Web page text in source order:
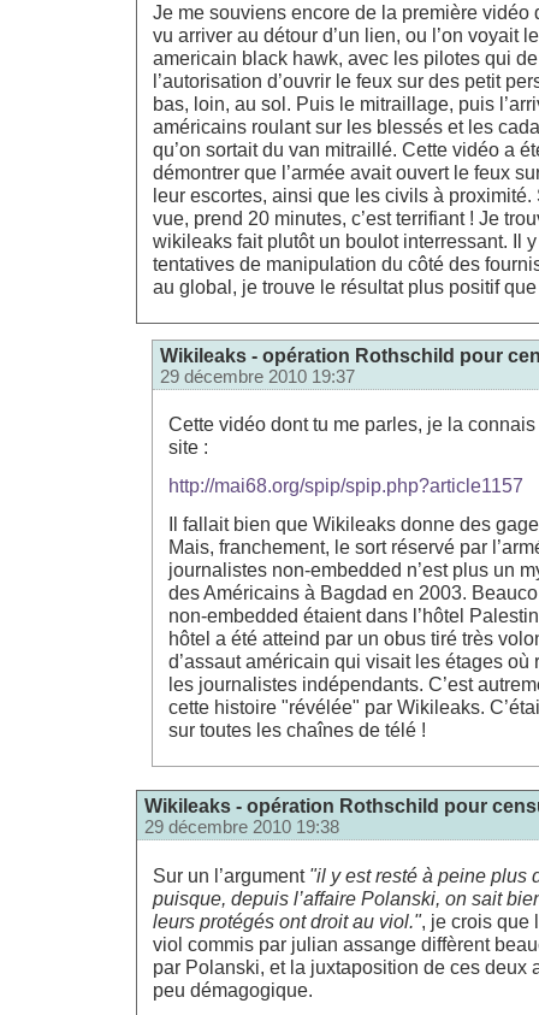
Je me souviens encore de la première vidéo
vu arriver au détour d’un lien, ou l’on voyait
americain black hawk, avec les pilotes qui
l’autorisation d’ouvrir le feux sur des petit
bas, loin, au sol. Puis le mitraillage, puis
américains roulant sur les blessés et les
qu’on sortait du van mitraillé. Cette vidéo a
démontrer que l’armée avait ouvert le feux
leur escortes, ainsi que les civils à proximité.
vue, prend 20 minutes, c’est terrifiant ! Je
wikileaks fait plutôt un boulot interressant. Il
tentatives de manipulation du côté des
au global, je trouve le résultat plus positif
Wikileaks - opération Rothschild pour
29 décembre 2010 19:37
Cette vidéo dont tu me parles, je la
site :
http://mai68.org/spip/spip.php?article1157
Il fallait bien que Wikileaks donne des
Mais, franchement, le sort réservé par
journalistes non-embedded n’est plus un
des Américains à Bagdad en 2003.
non-embedded étaient dans l’hôtel
hôtel a été atteind par un obus tiré très
d’assaut américain qui visait les étages où
les journalistes indépendants. C’est
cette histoire "révélée" par Wikileaks.
sur toutes les chaînes de télé !
Wikileaks - opération Rothschild pour
29 décembre 2010 19:38
Sur un l’argument "il y est resté à peine plus
puisque, depuis l’affaire Polanski, on sait
leurs protégés ont droit au viol.", je crois que
viol commis par julian assange diffèrent
par Polanski, et la juxtaposition de ces deux
peu démagogique.